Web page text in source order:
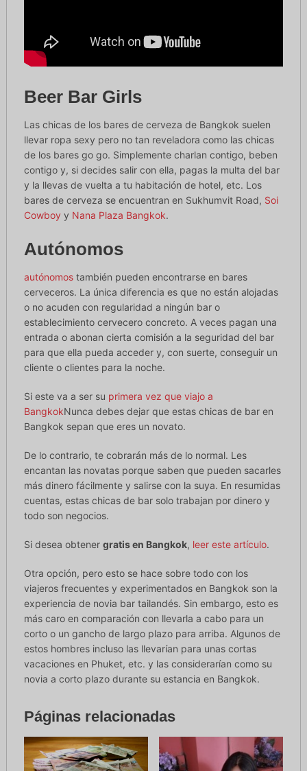
Beer Bar Girls
Las chicas de los bares de cerveza de Bangkok suelen
llevar ropa sexy pero no tan reveladora como las chicas
de los bares go go. Simplemente charlan contigo, beben
contigo y, si decides salir con ella, pagas la multa del bar
y la llevas de vuelta a tu habitación de hotel, etc. Los
bares de cerveza se encuentran en Sukhumvit Road, Soi
Cowboy y Nana Plaza Bangkok.
Autónomos
autónomostambién pueden encontrarse en bares
cerveceros. La única diferencia es que no están alojadas
o no acuden con regularidad a ningún bar o
establecimiento cervecero concreto. A veces pagan una
entrada o abonan cierta comisión a la seguridad del bar
para que ella pueda acceder y, con suerte, conseguir un
cliente o clientes para la noche.
Si este va a ser su primera vez que viajo a
BangkokNunca debes dejar que estas chicas de bar en
Bangkok sepan que eres un novato.
De lo contrario, te cobrarán más de lo normal. Les
encantan las novatas porque saben que pueden sacarles
más dinero fácilmente y salirse con la suya. En resumidas
cuentas, estas chicas de bar solo trabajan por dinero y
todo son negocios.
Si desea obtener gratis en Bangkok, leer este artículo.
Otra opción, pero esto se hace sobre todo con los
viajeros frecuentes y experimentados en Bangkok son la
experiencia de novia bar tailandés. Sin embargo, esto es
más caro en comparación con llevarla a cabo para un
corto o un gancho de largo plazo para arriba. Algunos de
estos hombres incluso las llevarían para unas cortas
vacaciones en Phuket, etc. y las considerarían como su
novia a corto plazo durante su estancia en Bangkok.
Páginas relacionadas